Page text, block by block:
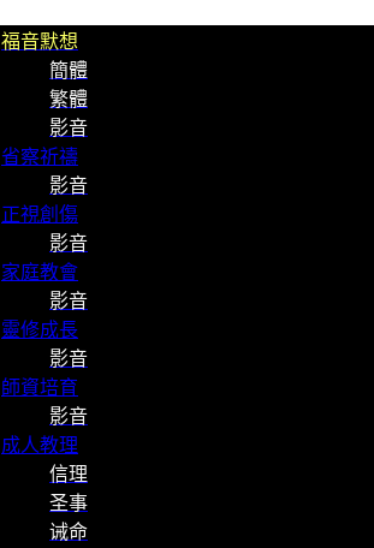
福音默想
簡體
繁體
影音
省察祈禱
影音
正視創傷
影音
家庭教會
影音
靈修成長
影音
師資培育
影音
成人教理
信理
圣事
诫命